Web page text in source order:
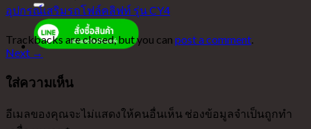
อุปกรณ์เสริมรถโฟล์คลิฟท์ รุ่น CY4
Trackbacks are closed, but you can post a comment.
Next →
ใส่ความเห็น
อีเมลของคุณจะไม่แสดงให้คนอื่นเห็น ช่องข้อมูลจำเป็นถูกทำ